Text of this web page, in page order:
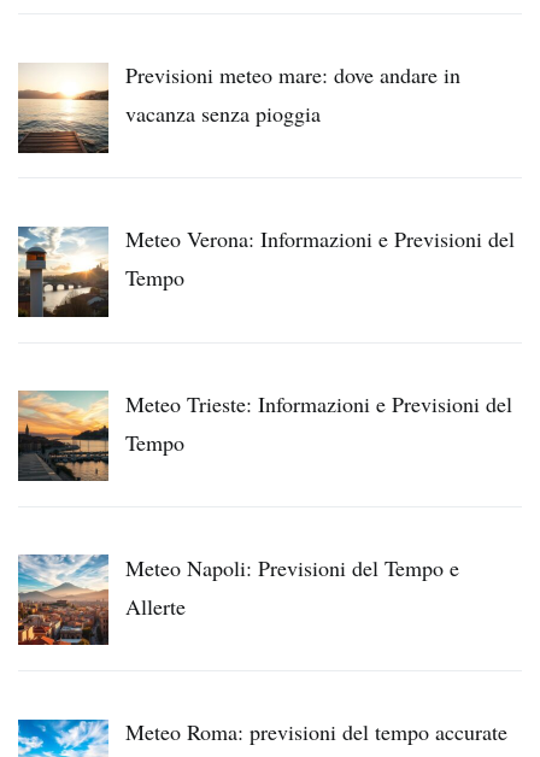
Previsioni meteo mare: dove andare in
vacanza senza pioggia
Meteo Verona: Informazioni e Previsioni del
Tempo
Meteo Trieste: Informazioni e Previsioni del
Tempo
Meteo Napoli: Previsioni del Tempo e
Allerte
Meteo Roma: previsioni del tempo accurate